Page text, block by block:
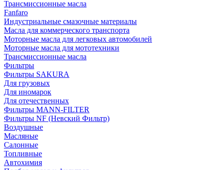
Трансмиссионные масла
Fanfaro
Индустриальные смазочные материалы
Масла для коммерческого транспорта
Моторные масла для легковых автомобилей
Моторные масла для мототехники
Трансмиссионные масла
Фильтры
Фильтры SAKURA
Для грузовых
Для иномарок
Для отечественных
Фильтры MANN-FILTER
Фильтры NF (Невский Фильтр)
Воздушные
Масляные
Салонные
Топливные
Автохимия